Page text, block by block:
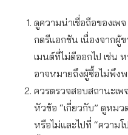
ดูความน่าเชื่อถือของเพ
กดรีแอกชัน เนื่องจากผู้
เมนต์ที่ไม่ดีออกไป เช่น
อาจหมายถึงผู้ซื้อไม่พึง
ควรตรวจสอบสถานะเพ
หัวข้อ “เกี่ยวกับ” ดูหม
หรือไม่และไปที่ “ความโ